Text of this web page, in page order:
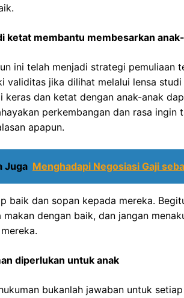
ketat membantu membesarkan
ini telah menjadi strategi pemuliaan
validitas jika dilihat melalui lensa studi
keras dan ketat dengan anak-anak
perkembangan dan rasa ingin
apapun.
Juga Menghadapi Negosiasi Gaji
baik dan sopan kepada mereka.
makan dengan baik, dan jangan
diperlukan untuk anak
bukanlah jawaban untuk